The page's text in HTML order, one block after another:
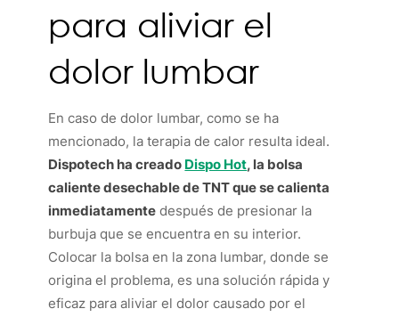
para aliviar el
dolor lumbar
En caso de dolor lumbar, como se ha
mencionado, la terapia de calor resulta ideal.
Dispotech ha creado Dispo Hot, la bolsa
caliente desechable de TNT que se calienta
inmediatamente después de presionar la
burbuja que se encuentra en su interior.
Colocar la bolsa en la zona lumbar, donde se
origina el problema, es una solución rápida y
eficaz para aliviar el dolor causado por el